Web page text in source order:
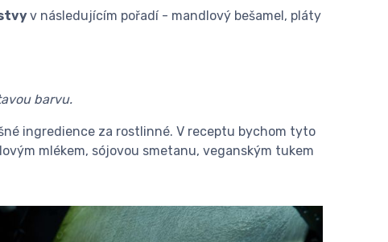
v následujícím pořadí - mandlový bešamel, pláty
barvu.
ingredience za rostlinné. V receptu bychom tyto
mlékem, sójovou smetanu, veganským tukem